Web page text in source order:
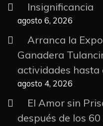
Insignificancia
agosto 6, 2026
Arranca la
Ganadera
actividades hasta
agosto 4, 2026
El Amor sin
después de los 60